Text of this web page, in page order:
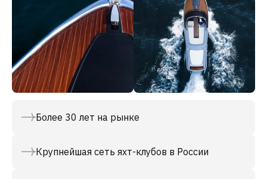
Более 30 лет на рынке
Крупнейшая сеть яхт-клубов в России